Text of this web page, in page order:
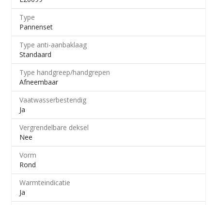
Type
Pannenset
Type anti-aanbaklaag
Standaard
Type handgreep/handgrepen
Afneembaar
Vaatwasserbestendig
Ja
Vergrendelbare deksel
Nee
Vorm
Rond
Warmteindicatie
Ja